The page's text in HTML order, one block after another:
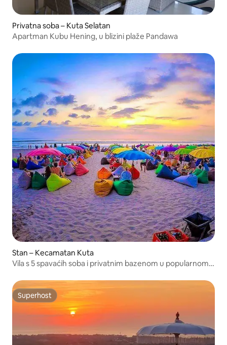
Privatna soba – Kuta Selatan
Apartman Kubu Hening, u blizini plaže Pandawa
Stan – Kecamatan Kuta
Vila s 5 spavaćih soba i privatnim bazenom u popularnom
Superhost
Superhost